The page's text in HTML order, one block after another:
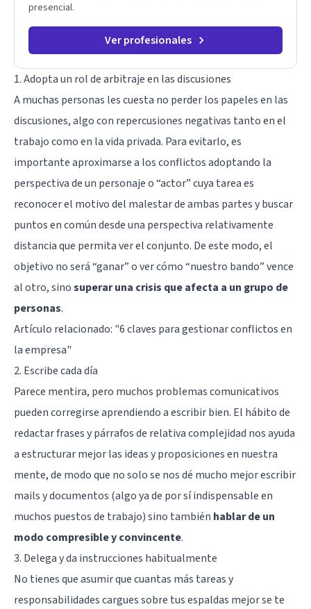
presencial.
Ver profesionales
1. Adopta un rol de arbitraje en las discusiones
A muchas personas les cuesta no perder los papeles en las
discusiones, algo con repercusiones negativas tanto en el
trabajo como en la vida privada. Para evitarlo, es
importante aproximarse a los conflictos adoptando la
perspectiva de un personaje o “actor” cuya tarea es
reconocer el motivo del malestar de ambas partes y buscar
puntos en común desde una perspectiva relativamente
distancia que permita ver el conjunto. De este modo, el
objetivo no será “ganar” o ver cómo “nuestro bando” vence
al otro, sinosuperar una crisis que afecta a un grupo de
personas.
Artículo relacionado: "6 claves para gestionar conflictos en
la empresa"
2. Escribe cada día
Parece mentira, pero muchos problemas comunicativos
pueden corregirse aprendiendo a escribir bien. El hábito de
redactar frases y párrafos de relativa complejidad nos ayuda
a estructurar mejor las ideas y proposiciones en nuestra
mente, de modo que no solo se nos dé mucho mejor escribir
mails y documentos (algo ya de por sí indispensable en
muchos puestos de trabajo) sino también hablar de un
modo compresible y convincente.
3. Delega y da instrucciones habitualmente
No tienes que asumir que cuantas más tareas y
responsabilidades cargues sobre tus espaldas mejor se te